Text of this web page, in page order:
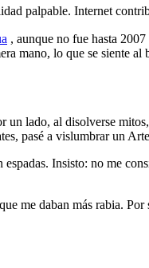
palpable. Internet
, aunque no fue hasta
mano, lo que se siente
lado, al disolverse
pasé a vislumbrar un
Insisto: no me
me daban más rabia.